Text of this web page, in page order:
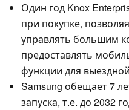
Один год Knox
при покупке,
управлять большим
предоставлять
функции для
Samsung обещает 7
запуска, т.е. до 2032